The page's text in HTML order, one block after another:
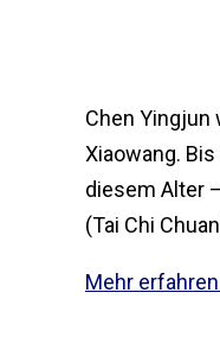
Chen Yingjun
Xiaowang.
diesem Alter
(Tai Chi
Mehr